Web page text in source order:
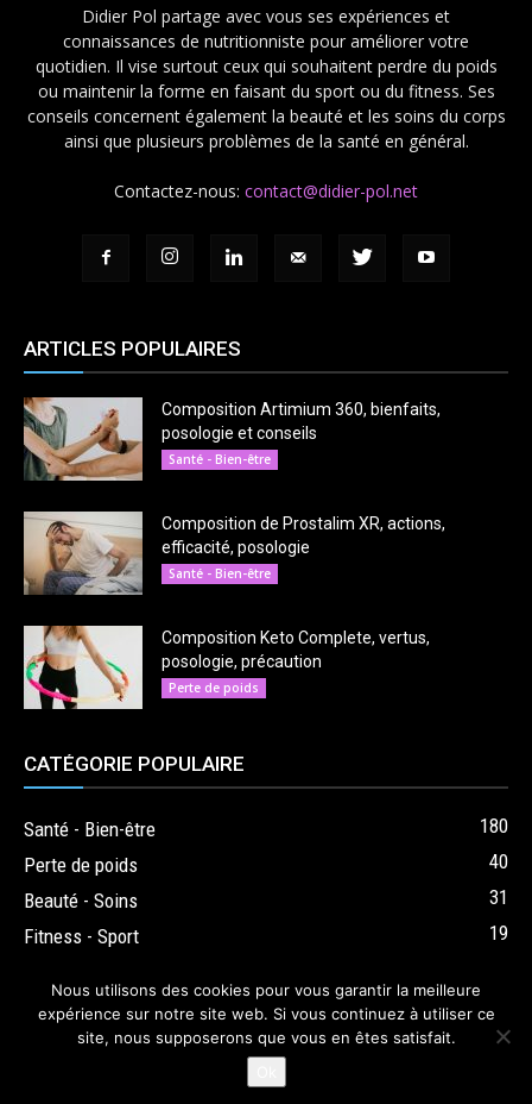
Didier Pol partage avec vous ses expériences et
connaissances de nutritionniste pour améliorer votre
quotidien. Il vise surtout ceux qui souhaitent perdre du poids
ou maintenir la forme en faisant du sport ou du fitness. Ses
conseils concernent également la beauté et les soins du corps
ainsi que plusieurs problèmes de la santé en général.
Contactez-nous: contact@didier-pol.net
ARTICLES POPULAIRES
Composition Artimium 360, bienfaits,
posologie et conseils
Santé - Bien-être
Composition de Prostalim XR, actions,
efficacité, posologie
Santé - Bien-être
Composition Keto Complete, vertus,
posologie, précaution
Perte de poids
CATÉGORIE POPULAIRE
Santé - Bien-être
180
Perte de poids
40
Beauté - Soins
31
Fitness - Sport
19
Accueil CONTACT Mentions légales Connexion Inscription
© Copyright @2026 DIDIER - POL
Nous utilisons des cookies pour vous garantir la meilleure
expérience sur notre site web. Si vous continuez à utiliser ce
site, nous supposerons que vous en êtes satisfait.